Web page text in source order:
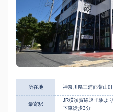
所在地 神奈川県三浦郡葉山
最寄駅
JR横須賀線逗子駅よ
下車徒歩3分